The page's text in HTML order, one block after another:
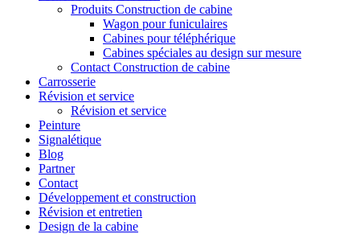
Produits Construction de cabine
Wagon pour funiculaires
Cabines pour téléphérique
Cabines spéciales au design sur mesure
Contact Construction de cabine
Carrosserie
Révision et service
Révision et service
Peinture
Signalétique
Blog
Partner
Contact
Développement et construction
Révision et entretien
Design de la cabine